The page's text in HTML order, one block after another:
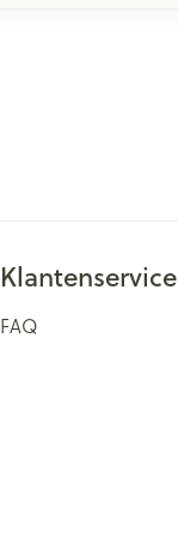
Klantenservice
FAQ